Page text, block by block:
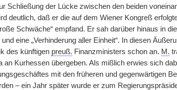
Schließung der Lücke zwischen den beiden
deutlich, daß er die auf dem Wiener Kongreß
Schwäche“ empfand. Er sah darüber hinaus in
eine „Verhinderung aller Einheit“. In diesen
des künftigen preuß. Finanzministers schon an. M.
Kurhessen übergeben. Als mißlich erwies sich
mit den früheren und gegenwärtigen
– ein Jahr später wurde er zum